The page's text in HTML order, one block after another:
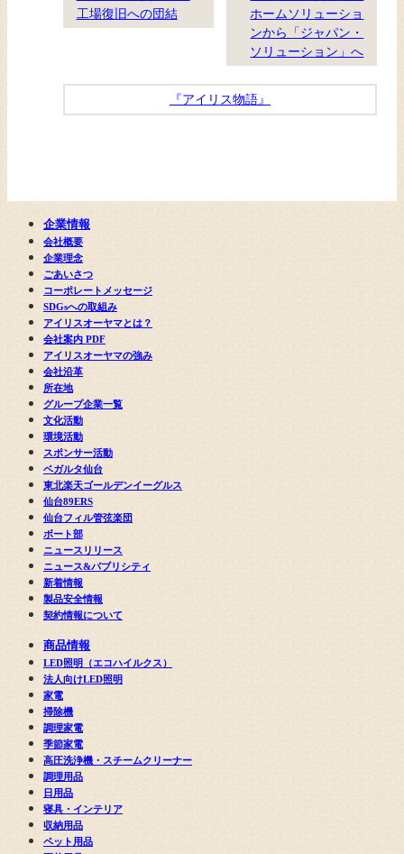
工場復旧への団結
ホームソリューショ
ンから「ジャパン・
ソリューション」へ
『アイリス物語』
企業情報
会社概要
企業理念
ごあいさつ
コーポレートメッセージ
SDGsへの取組み
アイリスオーヤマとは？
会社案内 PDF
アイリスオーヤマの強み
会社沿革
所在地
グループ企業一覧
文化活動
環境活動
スポンサー活動
ベガルタ仙台
東北楽天ゴールデンイーグルス
仙台89ERS
仙台フィル管弦楽団
ボート部
ニュースリリース
ニュース&パブリシティ
新着情報
製品安全情報
契約情報について
商品情報
LED照明（エコハイルクス）
法人向けLED照明
家電
掃除機
調理家電
季節家電
高圧洗浄機・スチームクリーナー
調理用品
日用品
寝具・インテリア
収納用品
ペット用品